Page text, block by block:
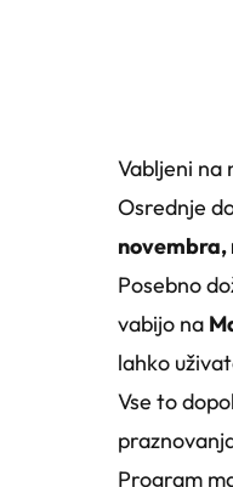
Vabljeni na
Osrednje
novembra,
Posebno
vabijo na
lahko
Vse to
Program